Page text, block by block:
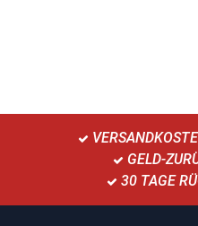
GELD-
30 TAGE